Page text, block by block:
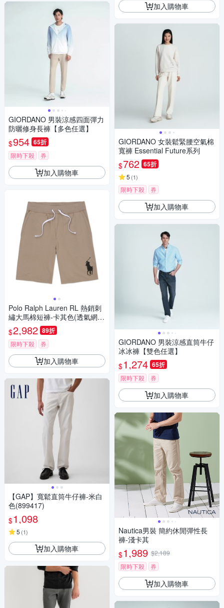
GIORDANO 男裝涼感四面彈力
防曬修身長褲【多色任選】
$954 65折
限時下殺 券
加入購物車
Polo Ralph Lauren RL 熱銷刺
繡大馬棉短褲-卡其色(透氣網
布)
$2,982 89折
限時下殺 券
加入購物車
【GAP】寬鬆直筒牛仔褲-米白
色(899417)
$1,098
5 (1)
加入購物車
加入購物車
GIORDANO 女裝鬆緊腰空氣棉
寬褲 Essential Future系列
$762 65折
5 (1)
限時下殺 券
加入購物車
GIORDANO 男裝涼感直筒牛仔
冰冰褲【雙色任選】
$1,274 65折
限時下殺 券
加入購物車
Nautica男裝 簡約休閒彈性長
褲-淺卡其
$1,989 $2,189
限時下殺
券
加入購物車